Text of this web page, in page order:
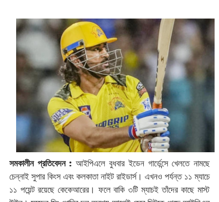
সমকালীন প্রতিবেদন : ‌আইপিএলে বুধবার ইডেন গার্ডেন্সে খেলতে নামছে
চেন্নাই সুপার কিংস এবং কলকাতা নাইট রাইডার্স। এখনও পর্যন্ত ১১ ম্যাচে
১১ পয়েন্ট রয়েছে কেকেআরের। ফলে বাকি ৩টি ম্যাচই তাঁদের কাছে মাস্ট